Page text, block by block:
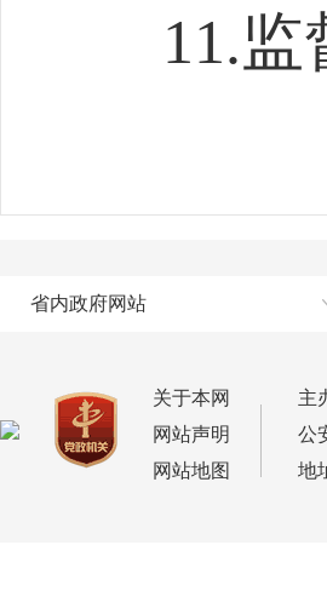
11.监
省内政府网站
关于本网
网站声明
网站地图
主
公
地